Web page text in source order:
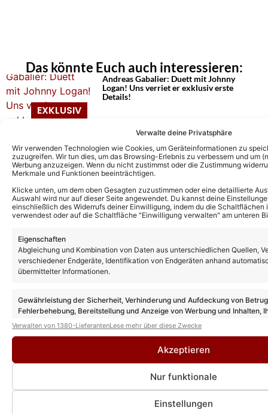
Verwalte deine Privatsphäre
Wir verwenden Technologien wie Cookies, um Geräteinformationen zu
zuzugreifen. Wir tun dies, um das Browsing-Erlebnis zu verbessern und um
Werbung anzuzeigen. Wenn du nicht zustimmst oder die Zustimmung
Merkmale und Funktionen beeinträchtigen.
Klicke unten, um dem oben Gesagten zuzustimmen oder eine detaillierte
Auswahl wird nur auf dieser Seite angewendet. Du kannst deine
einschließlich des Widerrufs deiner Einwilligung, indem du die
verwendest oder auf die Schaltfläche "Einwilligung verwalten" am unteren
Eigenschaften
Abgleichung und Kombination von Daten aus unterschiedlichen Quellen,
verschiedener Endgeräte, Identifikation von Endgeräten anhand
übermittelter Informationen.
Gewährleistung der Sicherheit, Verhinderung und Aufdeckung von
Fehlerbehebung, Bereitstellung und Anzeige von Werbung und Inhalten,
Entscheidungen zum Datenschutz speichern und übermitteln.
Verwalten von 1380-LieferantenLese mehr über diese Zwecke
Akzeptieren
Nur funktionale
Einstellungen
Das könnte Euch auch interessieren:
Andreas Gabalier: Duett mit Johnny
Logan! Uns verriet er exklusiv erste
Details!
Andreas Gabalier mit neuem Album
„zurück zum Ursprung“: Uns verriet er die
Beweggründe und sprach über zwei
besondere Duette!
Andreas Gabalier schwärmt von
Duettpartner Pietro Basile: Hat „eine
Wahnsinnstimme“
Andreas Gabalier komplettiert nach
Wörthersee-Konzert die Gästeliste der
„STARnacht“
DIE VIELFALT UNSERES ANGEBOTES